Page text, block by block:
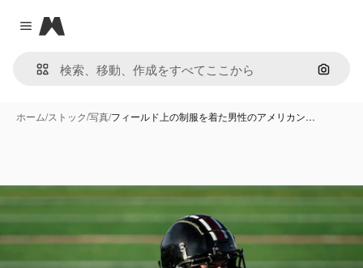
Close menu
Magnific
画像で
ホーム/ストック/写真/フィールド上の制服を着た男性のアメリカン…